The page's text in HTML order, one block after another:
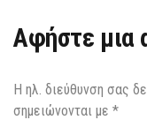
Αφήστε μια
Η ηλ. διεύθυνση σας
σημειώνονται με *